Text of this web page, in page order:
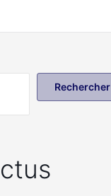
Rechercher